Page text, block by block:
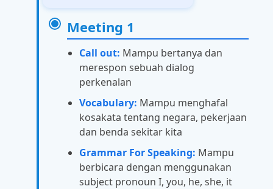
Meeting 1
Call out: Mampu bertanya dan
merespon sebuah dialog
perkenalan
Vocabulary: Mampu menghafal
kosakata tentang negara, pekerjaan
dan benda sekitar kita
Grammar For Speaking: Mampu
berbicara dengan menggunakan
subject pronoun I, you, he, she, it